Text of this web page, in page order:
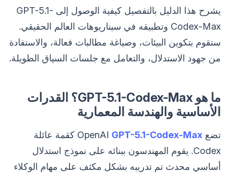
يشرح هذا الدليل بالتفصيل كيفية الوصول إلى GPT-5.1-
Codex-Max وتطبيقه في سيناريوهات العالم الحقيقي.
ستقوم بتكوين البيئات، وصياغة مطالبات فعالة، والاستفادة
من جهود الاستدلال، والتعامل مع جلسات السياق الطويلة.
ما هو GPT-5.1-Codex-Max؟ القدرات
الأساسية والهندسة المعمارية
تضع OpenAI GPT-5.1-Codex-Max
كقمة عائلة
Codex. يقوم المهندسون ببنائه على نموذج استدلال
أساسي محدث تم تدريبه بشكل مكثف على مهام الوكلاء